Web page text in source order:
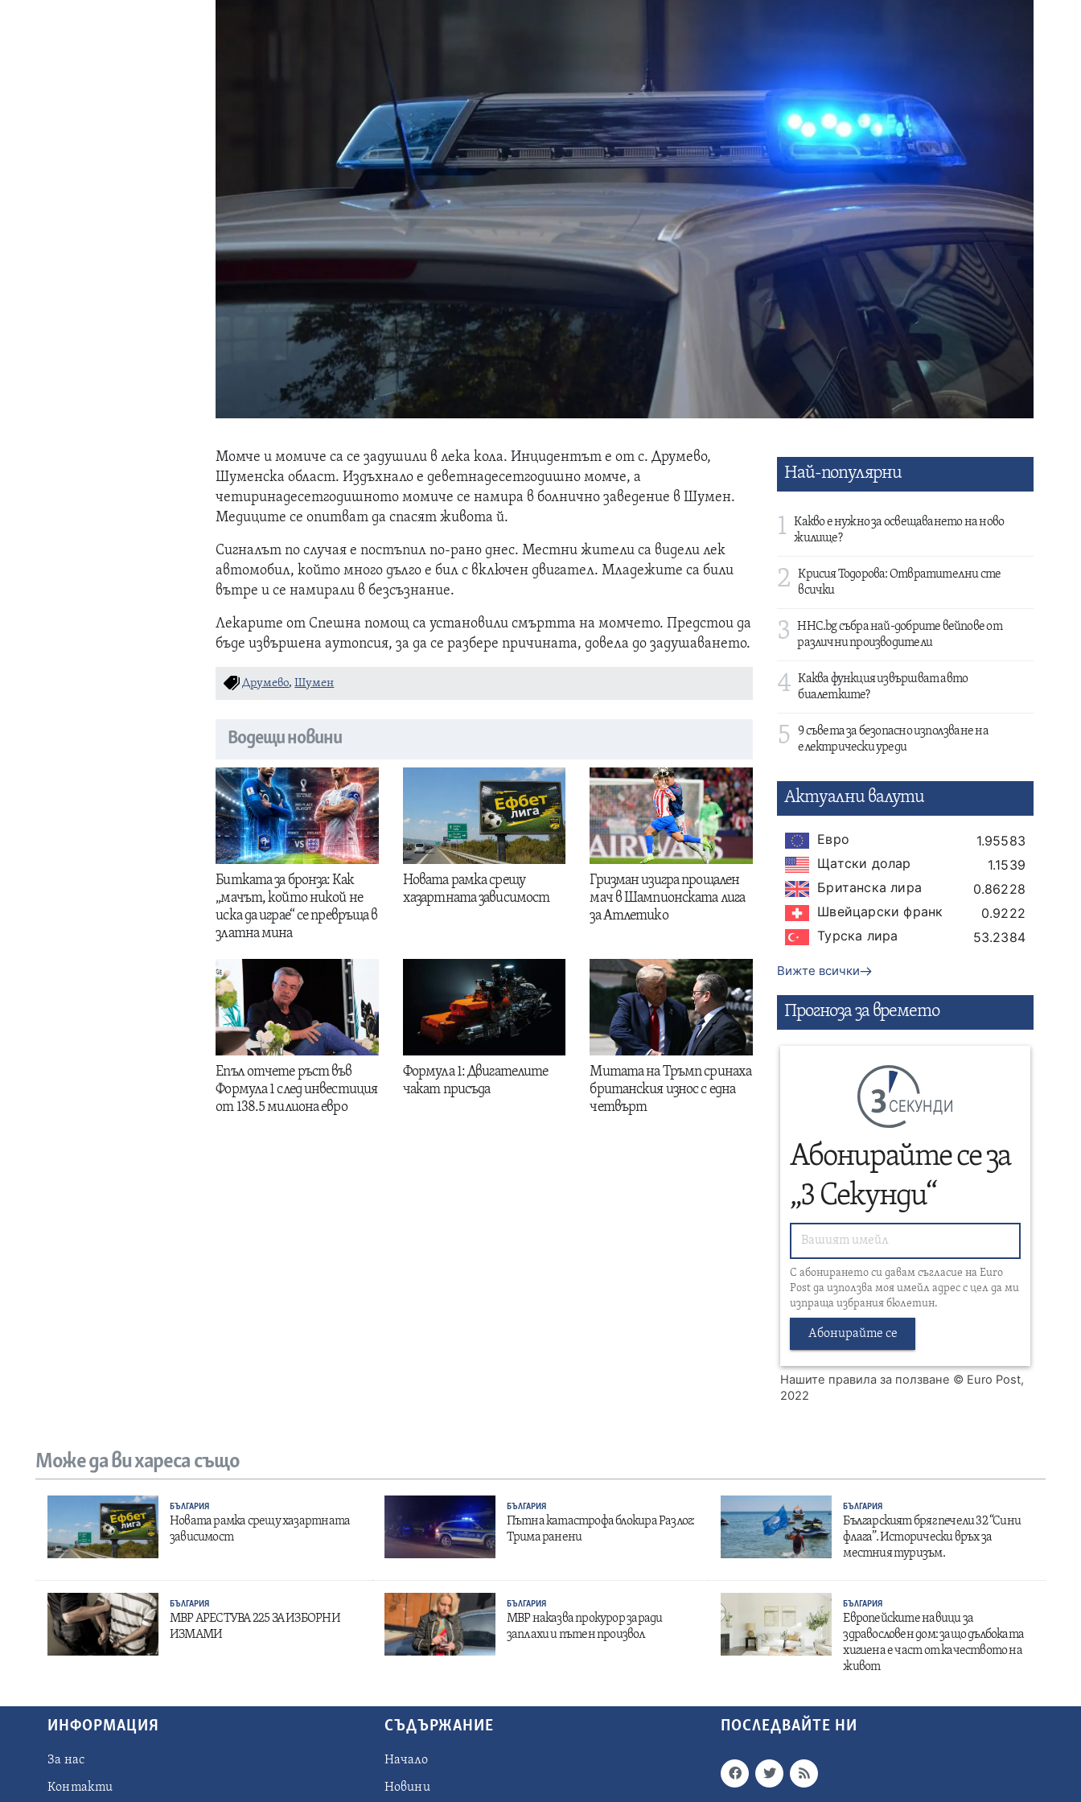
Момче и момиче са се задушили в лека кола. Инцидентът е от с. Друмево,
Шуменска област. Издъхнало е деветнадесетгодишно момче, а
четиринадесетгодишното момиче се намира в болнично заведение в Шумен.
Медиците се опитват да спасят живота й.
Сигналът по случая е постъпил по-рано днес. Местни жители са видели лек
автомобил, който много дълго е бил с включен двигател. Младежите са били
вътре и се намирали в безсъзнание.
Лекарите от Спешна помощ са установили смъртта на момчето. Предстои да
бъде извършена аутопсия, за да се разбере причината, довела до задушаването.
Друмево,Шумен
Водещи новини
Битката за бронза: Как
„мачът, който никой не
иска да играе“ се превръща в
златна мина
Новата рамка срещу
хазартната зависимост
Гризман изигра прощален
мач в Шампионската лига
за Атлетико
Епъл отчете ръст във
Формула 1 след инвестиция
от 138.5 милиона евро
Формула 1: Двигателите
чакат присъда
Митата на Тръмп сринаха
британския износ с една
четвърт
Най-популярни
1
Какво е нужно за освещаването на ново
жилище?
2
Крисия Тодорова: Отвратителни сте
всички
3
HHC.bg събра най-добрите вейпове от
различни производители
4 Каква функция извършват авто
биалетките?
5
9 съвета за безопасно използване на
електрически уреди
Актуални валути
Евро
1.95583
Щатски долар
1.1539
Британска лира
0.86228
Швейцарски франк
0.9222
Турска лира
53.2384
Вижте всички
Прогнозa за времето
СЕКУНДИ
Абонирайте се за
„3 Секунди“
С абонирането си давам съгласие на Euro
Post да използва моя имейл адрес с цел да ми
изпраща избрания бюлетин.
Абонирайте се
Нашите правила за ползване © Euro Post,
2022
Може да ви хареса също
БЪЛГАРИЯ
Новата рамка срещу хазартната
зависимост
БЪЛГАРИЯ
Пътна катастрофа блокира Разлог:
Трима ранени
БЪЛГАРИЯ
Българският бряг печели 32 “Сини
флага”. Исторически връх за
местния туризъм.
БЪЛГАРИЯ
МВР АРЕСТУВА 225 ЗА ИЗБОРНИ
ИЗМАМИ
БЪЛГАРИЯ
МВР наказва прокурор заради
заплахи и пътен произвол
БЪЛГАРИЯ
Европейските навици за
здравословен дом: защо дълбоката
хигиена е част от качеството на
живот
ИНФОРМАЦИЯ
За нас
Контакти
СЪДЪРЖАНИЕ
Начало
Новини
ПОСЛЕДВАЙТЕ НИ